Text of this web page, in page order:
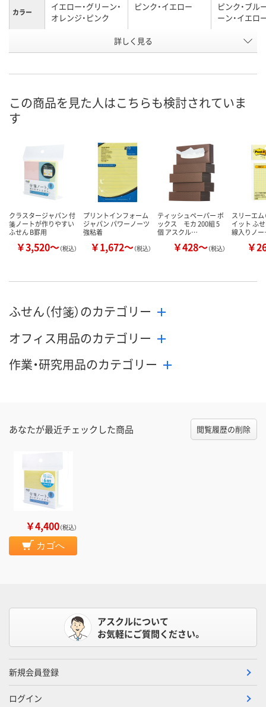
カラー
イエロー・グリーン・
オレンジ・ピンク
ピンク・イエロー
ピンク・ブル
ーン・イエロ
2パッド 4パッド
号
お届け日
数量
カゴへ
詳しく見る
この商品を見た人はこちらも検討されていま
す
クラスタージャパン 付
箋ノートが作りやすい
ふせん B罫用
￥3,520～（税込）
プリントインフォーム
ジャパン パワーノーツ
強粘着
￥1,672～（税込）
ティッシュペーパー ボ
ックス モカ 200組 5
個 アスクル…
￥428～（税込）
スリーエム
イット ふ
線入りノ
￥
ふせん（付箋）のカテゴリー
オフィス用品のカテゴリー
作業・研究用品のカテゴリー
あなたが最近チェックした商品 閲覧履歴の削除
￥4,400（税込）
カゴへ
アスクルについて
お気軽にご質問ください。
新規会員登録
ログイン